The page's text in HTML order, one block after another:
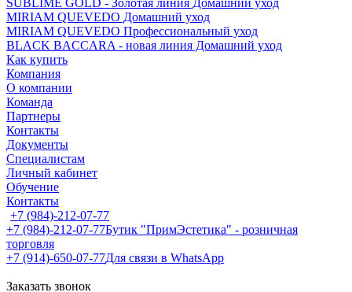
SUBLIME GOLD - Золотая линия Домашний уход
MIRIAM QUEVEDO Домашний уход
MIRIAM QUEVEDO Профессиональный уход
BLACK BACCARA - новая линия Домашний уход
Как купить
Компания
О компании
Команда
Партнеры
Контакты
Документы
Специалистам
Личный кабинет
Обучение
Контакты
+7 (984)-212-07-77
+7 (984)-212-07-77Бутик "ПримЭстетика" - розничная
торговля
+7 (914)-650-07-77Для связи в WhatsApp
Заказать звонок